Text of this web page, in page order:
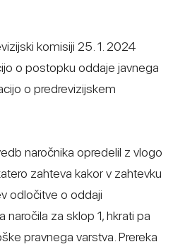
komisiji 25. 1. 2024
o postopku oddaje javnega
o predrevizijskem
naročnika opredelil z vlogo
zahteva kakor v zahtevku
odločitve o oddaji
za sklop 1, hkrati pa
pravnega varstva. Prereka